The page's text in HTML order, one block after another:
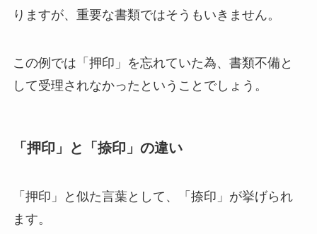
りますが、重要な書類ではそうもいきません。
この例では「押印」を忘れていた為、書類不備と
して受理されなかったということでしょう。
「押印」と「捺印」の違い
「押印」と似た言葉として、「捺印」が挙げられ
ます。